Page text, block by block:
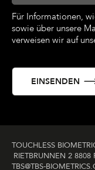
Für Informationen,
sowie über unsere
verweisen wir auf
TOUCHLESS
RIETBRUNNEN 2 8808